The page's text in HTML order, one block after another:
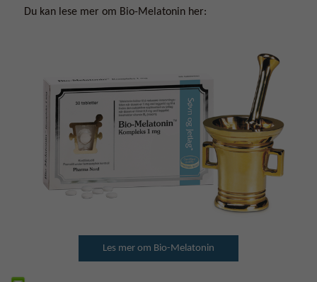
Du kan lese mer om Bio-Melatonin her:
Les mer om Bio-Melatonin